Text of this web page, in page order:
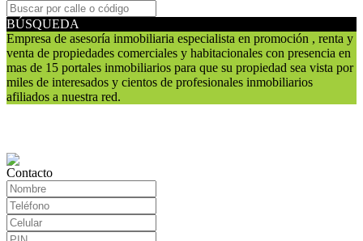
BÚSQUEDA
Empresa de asesoría inmobiliaria especialista en promoción , renta y
venta de propiedades comerciales y habitacionales con presencia en
mas de 15 portales inmobiliarios para que su propiedad sea vista por
miles de interesados y cientos de profesionales inmobiliarios
afiliados a nuestra red.
Contacto